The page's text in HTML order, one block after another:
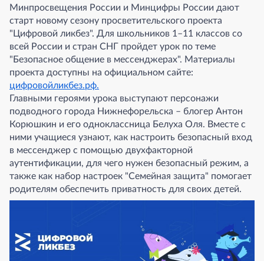
Минпросвещения России и Минцифры России дают
старт новому сезону просветительского проекта
"Цифровой ликбез". Для школьников 1–11 классов со
всей России и стран СНГ пройдет урок по теме
"Безопасное общение в мессенджерах". Материалы
проекта доступны на официальном сайте:
цифровойликбез.рф.
Главными героями урока выступают персонажи
подводного города Нижнефорельска – блогер Антон
Корюшкин и его одноклассница Белуха Оля. Вместе с
ними учащиеся узнают, как настроить безопасный вход
в мессенджер с помощью двухфакторной
аутентификации, для чего нужен безопасный режим, а
также как набор настроек "Семейная защита" помогает
родителям обеспечить приватность для своих детей.